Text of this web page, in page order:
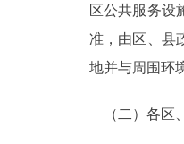
区公共服务设
准，由区、县
地并与周围环
（二）各区